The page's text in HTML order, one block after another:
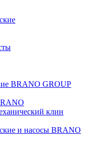
BRANO GROUP
клин
и насосы BRANO